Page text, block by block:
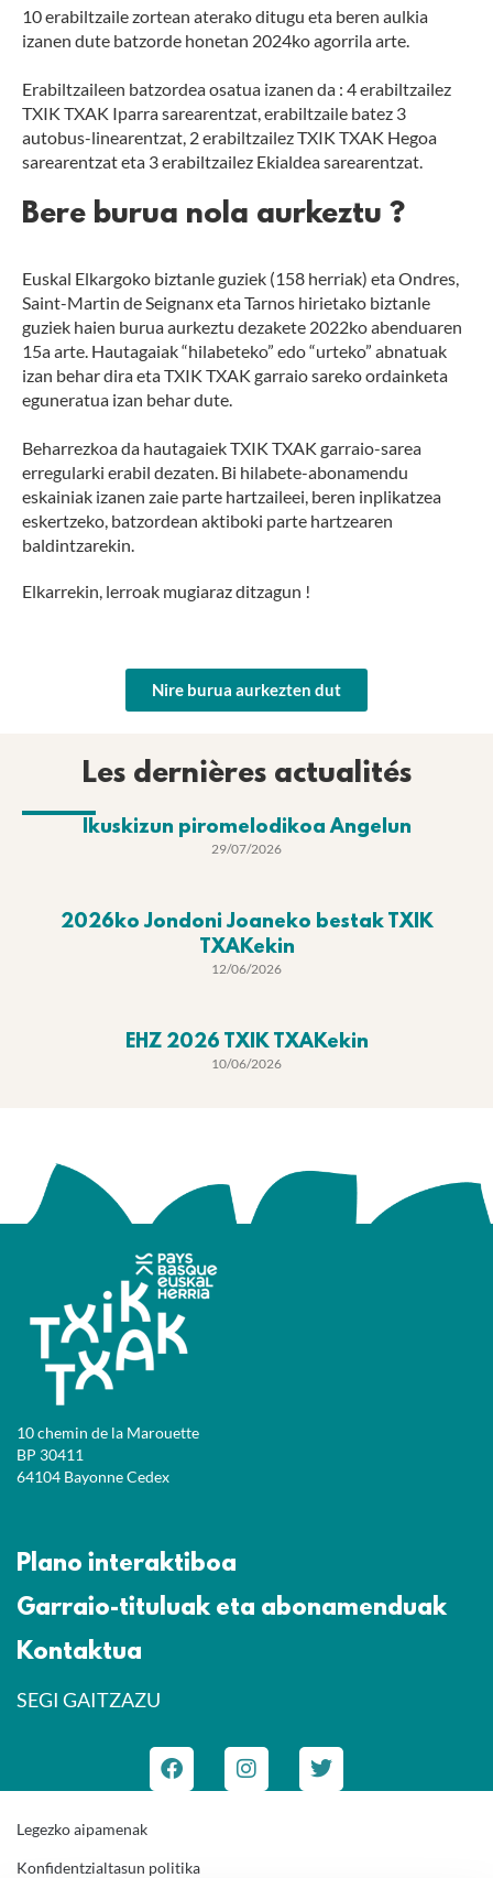
10 erabiltzaile zortean aterako ditugu eta beren aulkia
izanen dute batzorde honetan 2024ko agorrila arte.
Erabiltzaileen batzordea osatua izanen da : 4 erabiltzailez
TXIK TXAK Iparra sarearentzat, erabiltzaile batez 3
autobus-linearentzat, 2 erabiltzailez TXIK TXAK Hegoa
sarearentzat eta 3 erabiltzailez Ekialdea sarearentzat.
Bere burua nola aurkeztu ?
Euskal Elkargoko biztanle guziek (158 herriak) eta Ondres,
Saint-Martin de Seignanx eta Tarnos hirietako biztanle
guziek haien burua aurkeztu dezakete 2022ko abenduaren
15a arte. Hautagaiak “hilabeteko” edo “urteko” abnatuak
izan behar dira eta TXIK TXAK garraio sareko ordainketa
eguneratua izan behar dute.
Beharrezkoa da hautagaiek TXIK TXAK garraio-sarea
erregularki erabil dezaten. Bi hilabete-abonamendu
eskainiak izanen zaie parte hartzaileei, beren inplikatzea
eskertzeko, batzordean aktiboki parte hartzearen
baldintzarekin.
Elkarrekin, lerroak mugiaraz ditzagun !
Nire burua aurkezten dut
Les dernières actualités
Ikuskizun piromelodikoa Angelun
29/07/2026
2026ko Jondoni Joaneko bestak TXIK
TXAKekin
12/06/2026
EHZ 2026 TXIK TXAKekin
10/06/2026
10 chemin de la Marouette
BP 30411
64104 Bayonne Cedex
Plano interaktiboa
Garraio-tituluak eta abonamenduak
Kontaktua
SEGI GAITZAZU
Legezko aipamenak
Konfidentzialtasun politika